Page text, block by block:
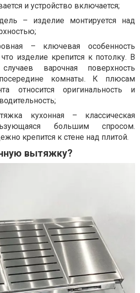
и устройство включается;
– изделие монтируется над
– ключевая особенность
изделие крепится к потолку. В
варочная поверхность
комнаты. К плюсам
относится оригинальность и
кухонная – классическая
большим спросом.
крепится к стене над плитой.
вытяжку?